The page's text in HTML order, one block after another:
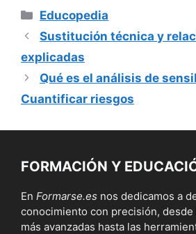
Categorías
Educopedia
Sustitución técnica y
explicadas
Qué es el análisis de
Cuantificar riesgos
FORMACIÓN Y
En Formarse.es nos dedicamos a
conocimiento con precisión,
más avanzadas hasta las